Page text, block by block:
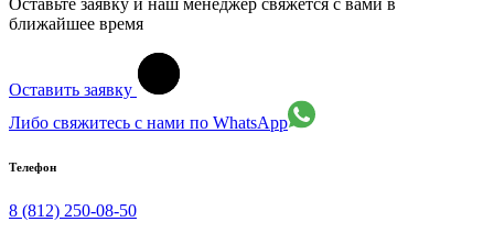
Оставьте заявку и наш менеджер свяжется с вами в
ближайшее время
Оставить заявку
Либо свяжитесь с нами по WhatsApp
Телефон
8 (812) 250-08-50